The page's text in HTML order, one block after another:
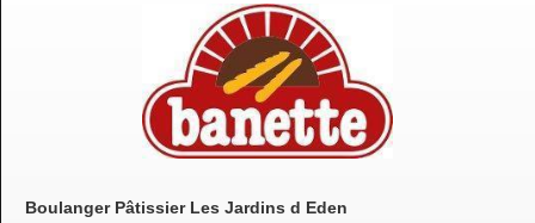
Boulanger Pâtissier Les Jardins d Eden